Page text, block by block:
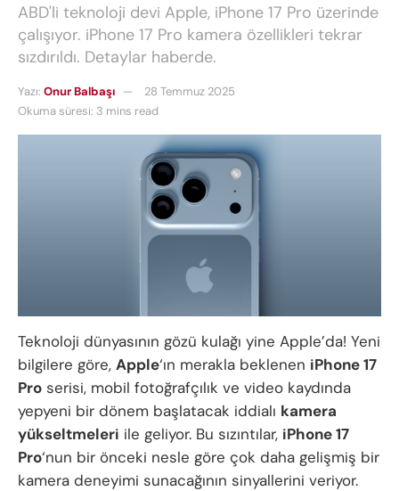
ABD'li teknoloji devi Apple, iPhone 17 Pro üzerinde
çalışıyor. iPhone 17 Pro kamera özellikleri tekrar
sızdırıldı. Detaylar haberde.
Yazı: Onur Balbaşı
28 Temmuz 2025
Okuma süresi: 3 mins read
Teknoloji dünyasının gözü kulağı yine Apple’da! Yeni
bilgilere göre, Apple‘ın merakla beklenen iPhone 17
Pro serisi, mobil fotoğrafçılık ve video kaydında
yepyeni bir dönem başlatacak iddialı kamera
yükseltmeleri ile geliyor. Bu sızıntılar, iPhone 17
Pro‘nun bir önceki nesle göre çok daha gelişmiş bir
kamera deneyimi sunacağının sinyallerini veriyor.